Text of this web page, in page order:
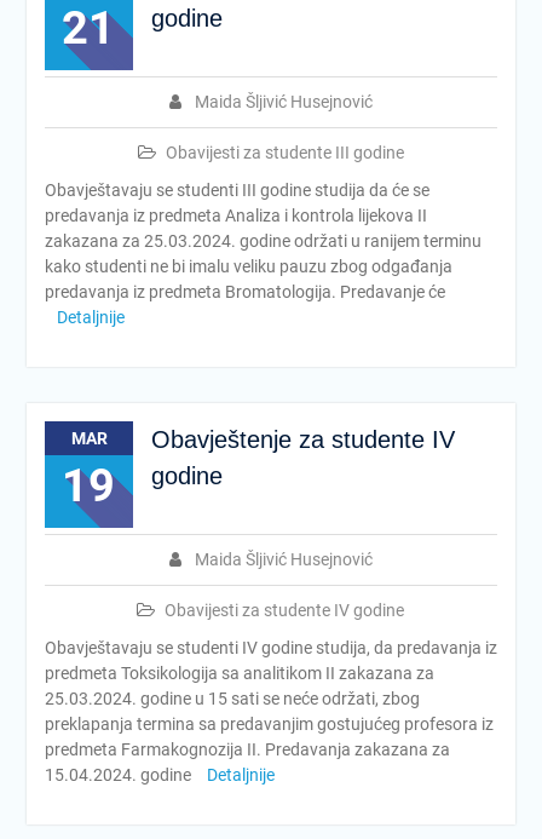
21
godine
Maida Šljivić Husejnović
Obavijesti za studente III godine
Obavještavaju se studenti III godine studija da će se
predavanja iz predmeta Analiza i kontrola lijekova II
zakazana za 25.03.2024. godine održati u ranijem terminu
kako studenti ne bi imalu veliku pauzu zbog odgađanja
predavanja iz predmeta Bromatologija. Predavanje će
Detaljnije
MAR
19
Obavještenje za studente IV
godine
Maida Šljivić Husejnović
Obavijesti za studente IV godine
Obavještavaju se studenti IV godine studija, da predavanja iz
predmeta Toksikologija sa analitikom II zakazana za
25.03.2024. godine u 15 sati se neće održati, zbog
preklapanja termina sa predavanjim gostujućeg profesora iz
predmeta Farmakognozija II. Predavanja zakazana za
15.04.2024. godine
Detaljnije